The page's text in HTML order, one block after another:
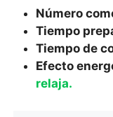
Número
Tiempo
Tiempo de
Efecto
relaja.